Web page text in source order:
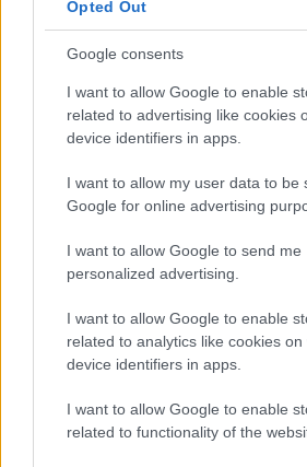
Opted Out
Google consents
I want to allow Google to enable
related to advertising like cookies
device identifiers in apps.
I want to allow my user data to be
Google for online advertising
I want to allow Google to send me
personalized advertising.
I want to allow Google to enable
related to analytics like cookies on
device identifiers in apps.
I want to allow Google to enable
related to functionality of the
Mennyire vagyok biztonságban
KISZÁMOLOM!